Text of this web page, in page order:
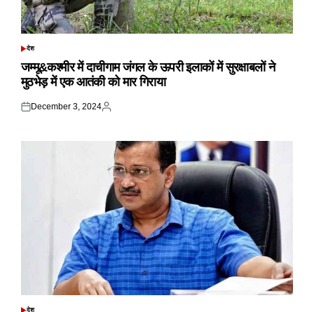
POSTED
देश
जम्मू&कश्मीर में दाचीगाम जंगल के ऊपरी इलाकों में सुरक्षाबलों ने
मुठभेड़ में एक आतंकी को मार गिराया
Posted
December 3, 2024
Posted
देश